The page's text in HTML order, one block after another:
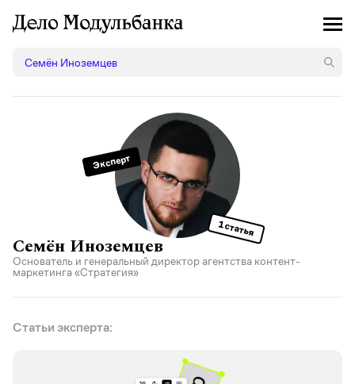
Эксперт
1 статья
Семён Иноземцев
Основатель и генеральный директор агентства контент-
маркетинга «Стратегия»
Статьи эксперта: